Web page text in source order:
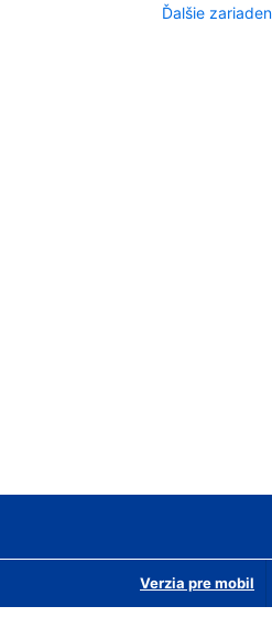
Ďalšie
Verzia pre mobil